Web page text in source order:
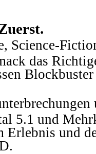
Science-
das
5.1 und
Erlebnis und